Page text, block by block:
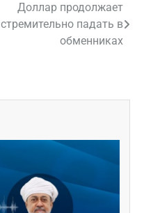
Доллар продолжает
стремительно падать в
обменниках